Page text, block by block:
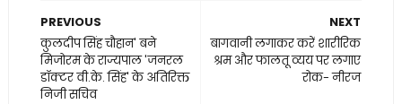
NEXT
बागवानी लगाकर करें शारीरिक
श्रम और फालतू व्यय पर लगाए
रोक- नीरज
PREVIOUS
कुलदीप सिंह चौहान' बने
मिजोरम के राज्यपाल 'जनरल
डॉक्टर वी.के. सिंह' के अतिरिक्त
निजी सचिव